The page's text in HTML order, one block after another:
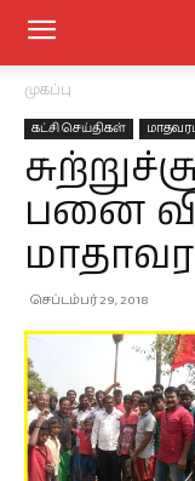
முகப்பு
கட்சி செய்திகள்
பனை
செப்டம்பர் 29, 2018